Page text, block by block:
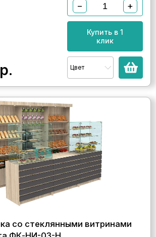
р.
− +
Купить в 1
клик
Цвет
со стеклянными витринами